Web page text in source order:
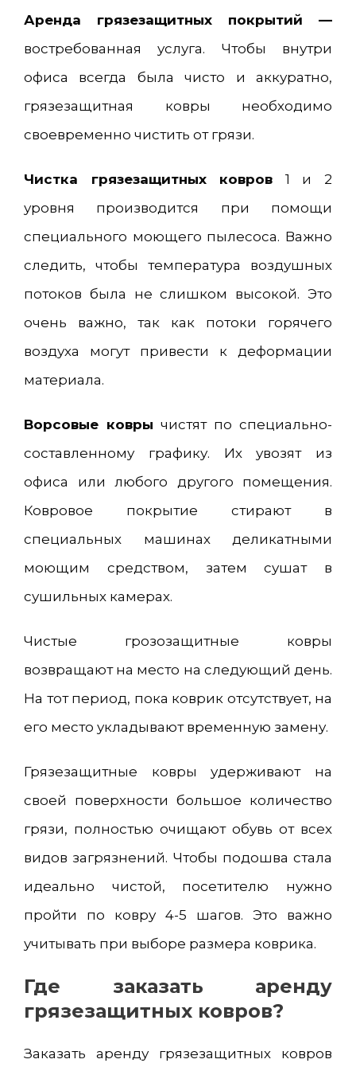
Аренда грязезащитных покрытий —
востребованная услуга. Чтобы внутри
офиса всегда была чисто и аккуратно,
грязезащитная ковры необходимо
своевременно чистить от грязи.
Чистка грязезащитных ковров 1 и 2
уровня производится при помощи
специального моющего пылесоса. Важно
следить, чтобы температура воздушных
потоков была не слишком высокой. Это
очень важно, так как потоки горячего
воздуха могут привести к деформации
материала.
Ворсовые ковры чистят по специально-
составленному графику. Их увозят из
офиса или любого другого помещения.
Ковровое покрытие стирают в
специальных машинах деликатными
моющим средством, затем сушат в
сушильных камерах.
Чистые грозозащитные ковры
возвращают на место на следующий день.
На тот период, пока коврик отсутствует, на
его место укладывают временную замену.
Грязезащитные ковры удерживают на
своей поверхности большое количество
грязи, полностью очищают обувь от всех
видов загрязнений. Чтобы подошва стала
идеально чистой, посетителю нужно
пройти по ковру 4-5 шагов. Это важно
учитывать при выборе размера коврика.
Где заказать аренду
грязезащитных ковров?
Заказать аренду грязезащитных ковров